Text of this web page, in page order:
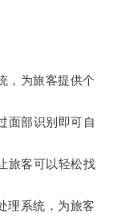
为旅客提供个
部识别即可自
客可以轻松找
系统，为旅客